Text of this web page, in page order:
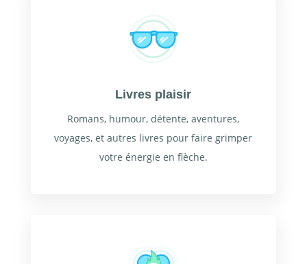
Livres plaisir
Romans, humour, détente, aventures,
voyages, et autres livres pour faire grimper
votre énergie en flèche.